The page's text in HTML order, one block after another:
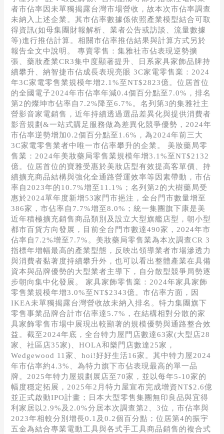
者市佔率因未單獨揭露台灣市場營收，故本次市佔率調查
未納入上述企業。其市佔率數據係依照產業模型結合可取
得資訊(如母集團財報解析、業者公告或訪談、流量數據
等)進行推估計算。相關市佔率推估結果與計算方式另於
報告全文中說明。 專賣零售：集雅社市佔表現逆勢擴
張、藥妝產業CR3集中度顯著提升、日系家具家飾品牌持
續攀升、納智捷市佔成長表現亮眼 3C家電零售業：2024
年3C家電零售業規模年增2.1%至NT$2823億。位居首位
的全國電子2024年市佔率年減0.4個百分點至7.0%，排名
第2的燦坤市佔率自7.2%降至6.7%。名列第3的集雅社主
營影音家電銷售，近年持續透過選品差異化與提供消費者
影音規劃&一站式購足服務做為差異化競爭優勢，2024年
市佔率逆勢增加0.2個百分點至1.6%，為2024年前三大
3C家電零售業者中唯一市佔率攀升的企業。 美妝藥局零
售業：2024年美妝藥局零售業規模年增3.1%至NT$2132
億。位居首位的寶雅受惠於美妝店型有效提高客單價、持
續擴充商品結構與強化全通路營運效率等因素帶動，市佔
率自2023年的10.7%增至11.1%；名列第2的大樹藥局受
惠於2024單年度新增53家門市挹注，全台門市數量增至
386家，市佔率自7.7%增至8.0%；統一集團旗下康是美
近年積極擴充銷售商品類別及設立大型旗艦店型，朝小型
都市百貨方向發展，目前全台門市數達490家，2024年市
佔率自7.2%增至7.7%。美妝藥局零售業為本次調查CR 3
指標年增幅最高的產業型態，反映出領導業者市場滲透力
與消費者黏著度持續攀升外，也可以看出整體產業在具備
資本與品牌優勢的大型業者主導下，自分散型競爭局勢逐
步朝向集中化發展。 家具家飾零售業：2024年家具家飾
零售業規模年增3.0%至NT$2343億。市佔率方面，因
IKEA未單獨揭露台灣營收故未納入排名。特力集團旗下
零售事業品牌合計市佔率達5.7%，在結構相對分散的家
具家飾零售市場中展現出較顯著的規模優勢與通路整合效
益。截至2024年底，全台特力屋門店數達63家(大型店28
家、社區店35家)、HOLA和樂門店數達25家，
Wedgewood 11家、hoi!好好生活16家。其中特力屋2024
年市佔率約4.3%、為特力旗下市佔表現最高的單一品
牌。2025年特力屋規劃展店至70家，並以每年5-10家的
幅度穩定拓展，2025年2月特力屋宣布完成增資NT$2.6億
並正式啟動IPO計畫；日本大型零售集團無印良品與宜得
利家居以2.9%及2.0%分居本次調查第2、3位，市佔率與
2023年相較分別增長0.1及0.2個百分點；位居第4的振宇
五金為結合專業電動工具與各式手工具商品銷售的複合式